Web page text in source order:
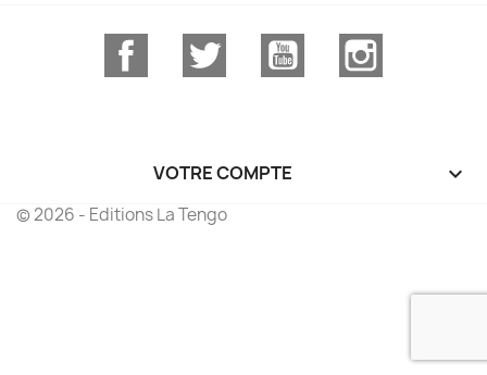
Facebook Twitter YouTube
VOTRE COMPTE 
© 2026 - Editions La Tengo